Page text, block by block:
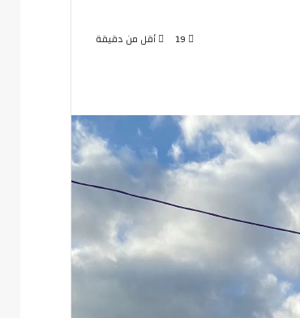
19 أقل من دقيقة